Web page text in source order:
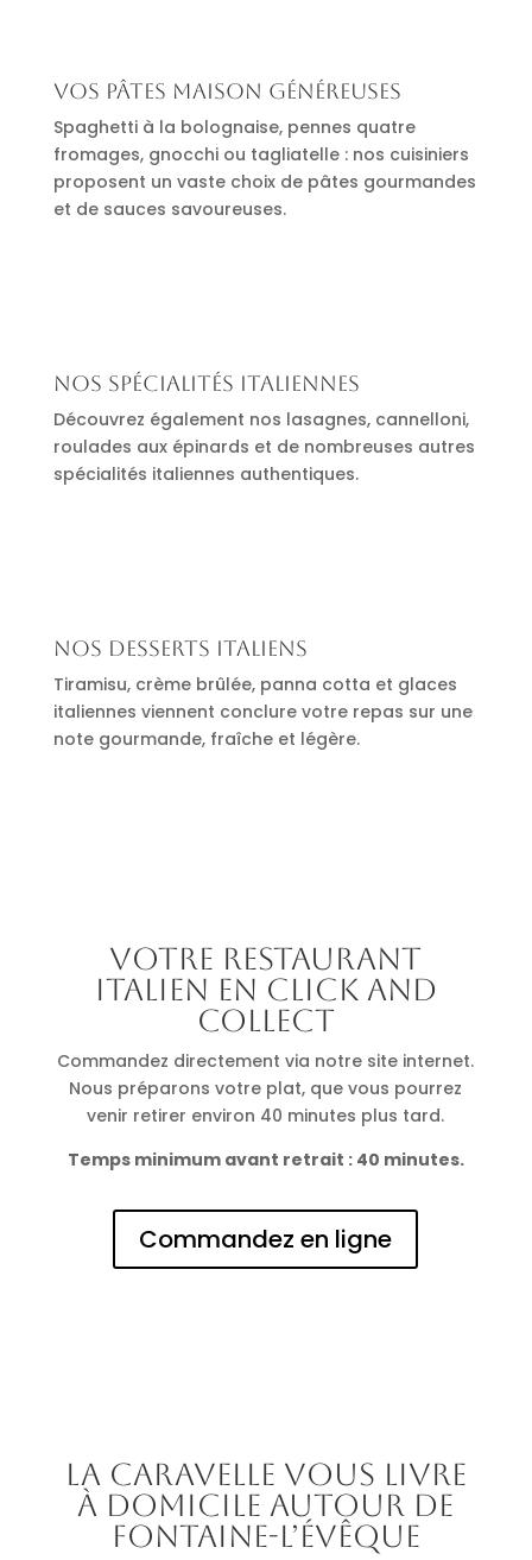
Vos pâtes maison généreuses
Spaghetti à la bolognaise, pennes quatre
fromages, gnocchi ou tagliatelle : nos cuisiniers
proposent un vaste choix de pâtes gourmandes
et de sauces savoureuses.
Nos spécialités italiennes
Découvrez également nos lasagnes, cannelloni,
roulades aux épinards et de nombreuses autres
spécialités italiennes authentiques.
Nos desserts italiens
Tiramisu, crème brûlée, panna cotta et glaces
italiennes viennent conclure votre repas sur une
note gourmande, fraîche et légère.
Votre restaurant
italien en click and
collect
Commandez directement via notre site internet.
Nous préparons votre plat, que vous pourrez
venir retirer environ 40 minutes plus tard.
Temps minimum avant retrait : 40 minutes.
Commandez en ligne
La Caravelle vous livre
à domicile autour de
Fontaine-l’Évêque